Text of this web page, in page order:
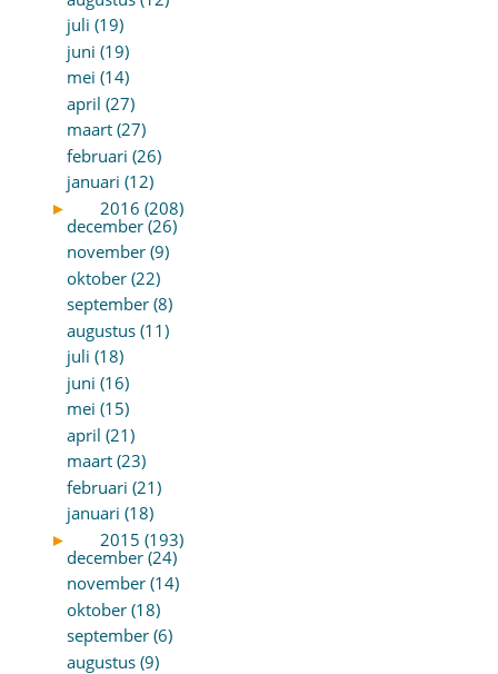
juli (19)
juni (19)
mei (14)
april (27)
maart (27)
februari (26)
januari (12)
►
2016 (208)
december (26)
november (9)
oktober (22)
september (8)
augustus (11)
juli (18)
juni (16)
mei (15)
april (21)
maart (23)
februari (21)
januari (18)
►
2015 (193)
december (24)
november (14)
oktober (18)
september (6)
augustus (9)